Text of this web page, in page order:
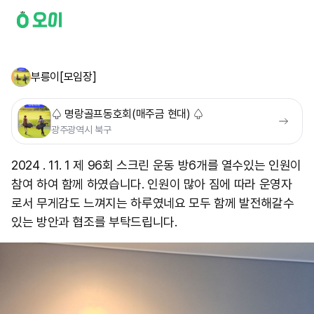
부릉이[모임장]
♤ 명랑골프동호회(매주금 현대) ♤
광주광역시 북구
2024 . 11. 1 제 96회 스크린 운동 방6개를 열수있는 인원이
참여 하여 함께 하였습니다. 인원이 많아 짐에 따라 운영자
로서 무게감도 느껴지는 하루였네요 모두 함께 발전해갈수
있는 방안과 협조를 부탁드립니다.